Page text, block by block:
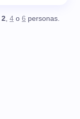
2, 4 o 6 personas.